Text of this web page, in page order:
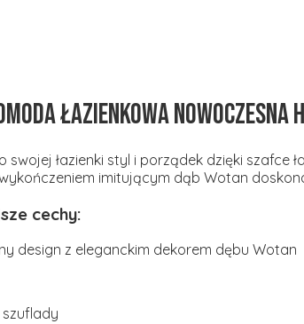
łazienkowa nowoczesna
swojej łazienki styl i porządek dzięki szafce
imitującym dąb Wotan
cechy:
design z eleganckim dekorem dębu Wotan
szuflady